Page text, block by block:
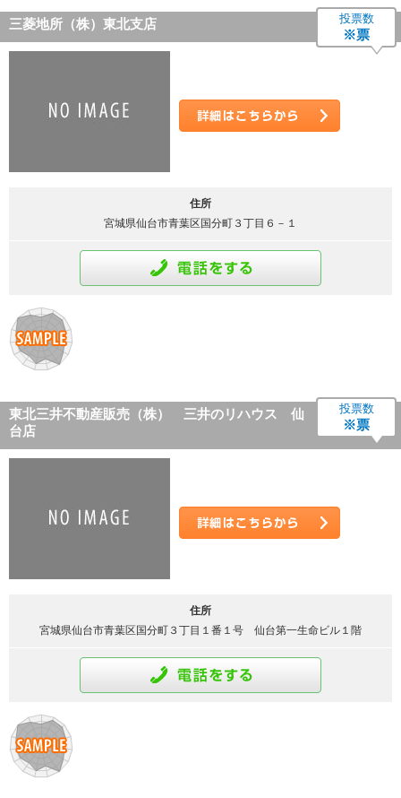
三菱地所（株）東北支店 投票数
※票
住所
宮城県仙台市青葉区国分町３丁目６－１
東北三井不動産販売（株） 三井のリハウス 仙
台店
投票数
※票
住所
宮城県仙台市青葉区国分町３丁目１番１号 仙台第一生命ビル１階